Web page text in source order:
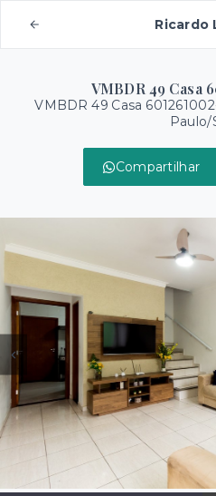
Ricardo
VMBDR 49 Casa
VMBDR 49 Casa
Paulo/
Compartilhar